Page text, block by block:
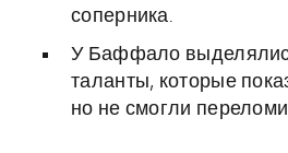
соперника.
У Баффало
таланты, которые
но не смогли